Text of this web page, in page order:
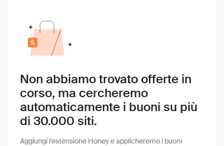
Non abbiamo trovato offerte in
corso, ma cercheremo
automaticamente i buoni su più
di 30.000 siti.
Aggiungi l'estensione Honey e applicheremo i buoni